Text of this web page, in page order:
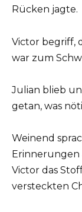
Rücken jagte.
Victor begriff,
war zum
Julian blieb
getan, was
Weinend
Erinnerungen
Victor das
versteckten